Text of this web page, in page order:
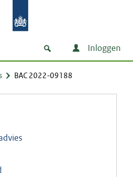
Inloggen
BAC 2022-09188